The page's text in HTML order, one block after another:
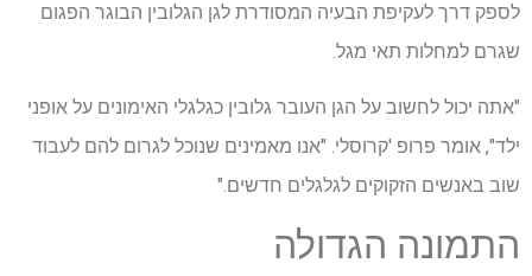
לספק דרך לעקיפת הבעיה המסודרת לגן הגלובין הבוגר הפגום
שגרם למחלות תאי מגל.
"אתה יכול לחשוב על הגן העובר גלובין כגלגלי האימונים על אופני
ילד", אומר פרופ 'קרוסלי. "אנו מאמינים שנוכל לגרום להם לעבוד
שוב באנשים הזקוקים לגלגלים חדשים."
התמונה הגדולה